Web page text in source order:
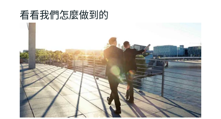
看看我們怎麼做到的